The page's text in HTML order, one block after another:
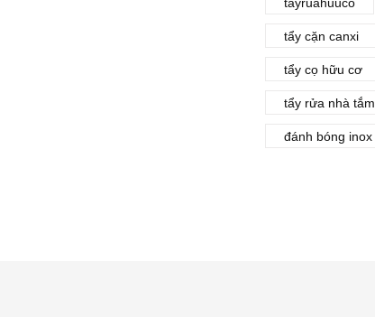
tẩy cặn canxi
tẩy cọ hữu cơ
tẩy rửa nhà tắm
đánh bóng inox